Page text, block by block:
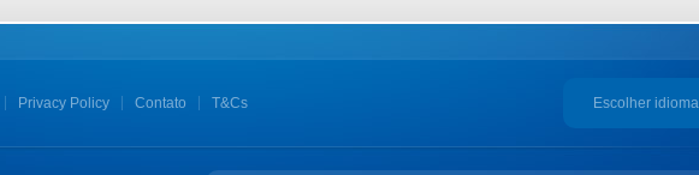
Privacy Policy Contato T&Cs Escolher idioma